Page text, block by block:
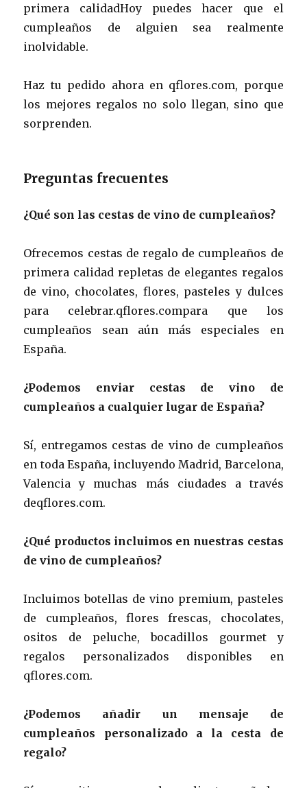
primera calidadHoy puedes hacer que el
cumpleaños de alguien sea realmente
inolvidable.
Haz tu pedido ahora en qflores.com, porque
los mejores regalos no solo llegan, sino que
sorprenden.
Preguntas frecuentes
¿Qué son las cestas de vino de cumpleaños?
Ofrecemos cestas de regalo de cumpleaños de
primera calidad repletas de elegantes regalos
de vino, chocolates, flores, pasteles y dulces
para celebrar.qflores.compara que los
cumpleaños sean aún más especiales en
España.
¿Podemos enviar cestas de vino de
cumpleaños a cualquier lugar de España?
Sí, entregamos cestas de vino de cumpleaños
en toda España, incluyendo Madrid, Barcelona,
​​Valencia y muchas más ciudades a través
deqflores.com.
¿Qué productos incluimos en nuestras cestas
de vino de cumpleaños?
Incluimos botellas de vino premium, pasteles
de cumpleaños, flores frescas, chocolates,
ositos de peluche, bocadillos gourmet y
regalos personalizados disponibles en
qflores.com.
¿Podemos añadir un mensaje de
cumpleaños personalizado a la cesta de
regalo?